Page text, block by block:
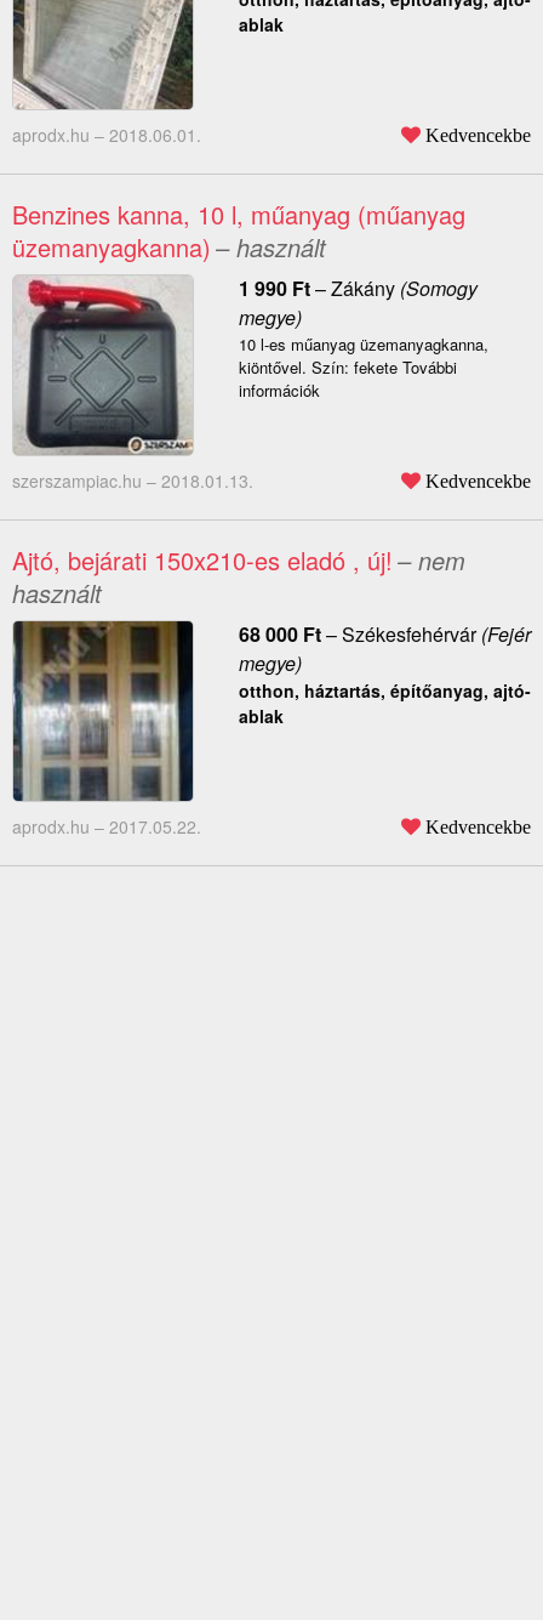
ablak
aprodx.hu – 2018.06.01. Kedvencekbe
Benzines kanna, 10 l, műanyag (műanyag
üzemanyagkanna) – használt
1 990 Ft–Zákány(Somogy
megye)
10 l-es műanyag üzemanyagkanna,
kiöntővel. Szín: fekete További
információk
szerszampiac.hu – 2018.01.13. Kedvencekbe
Ajtó, bejárati 150x210-es eladó , új! – nem
használt
68 000 Ft–Székesfehérvár(Fejér
megye)
otthon, háztartás, építőanyag, ajtó-
ablak
aprodx.hu – 2017.05.22. Kedvencekbe